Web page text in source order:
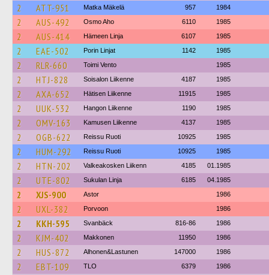
2 ATT-951 Matka Mäkelä 957 1984
2 AUS-492 Osmo Aho 6110 1985
2 AUS-414 Hämeen Linja 6107 1985
2 EAE-502 Porin Linjat 1142 1985
2 RLR-660 Toimi Vento 1985
2 HTJ-828 Soisalon Liikenne 4187 1985
2 AXA-652 Hätisen Liikenne 11915 1985
2 UUK-532 Hangon Liikenne 1190 1985
2 OMV-163 Kamusen Liikenne 4137 1985
2 OGB-622 Reissu Ruoti 10925 1985
2 HUM-292 Reissu Ruoti 10925 1985
2 HTN-202 Valkeakosken Liikenn 4185 01.1985
2 UTE-802 Sukulan Linja 6185 04.1985
2 XJS-900 Astor 1986
2 UXL-382 Porvoon 1986
2 KKH-595 Svanbäck 816-86 1986
2 KJM-402 Makkonen 11950 1986
2 HUS-872 Alhonen&Lastunen 147000 1986
2 EBT-109 TLO 6379 1986